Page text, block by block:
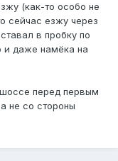
(как-то особо не
сейчас езжу через
в пробку по
и даже намёка на
перед первым
не со стороны